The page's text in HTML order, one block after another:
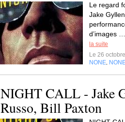
Le regard
Jake
d’images …
la suite
Le 26
NONE
NIGHT CALL - Jake
Russo, Bill Paxton